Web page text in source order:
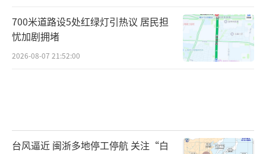
700米道路设5处红绿灯引热议 居民担
忧加剧拥堵
2026-08-07 21:52:00
台风逼近 闽浙多地停工停航 关注“白